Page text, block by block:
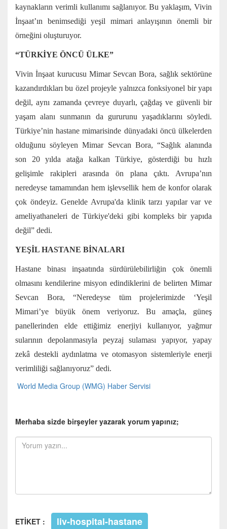
kaynakların verimli kullanımı sağlanıyor. Bu yaklaşım, Vivin
İnşaat’ın benimsediği yeşil mimari anlayışının önemli bir
örneğini oluşturuyor.
“TÜRKİYE ÖNCÜ ÜLKE”
Vivin İnşaat kurucusu Mimar Sevcan Bora, sağlık sektörüne
kazandırdıkları bu özel projeyle yalnızca fonksiyonel bir yapı
değil, aynı zamanda çevreye duyarlı, çağdaş ve güvenli bir
yaşam alanı sunmanın da gururunu yaşadıklarını söyledi.
Türkiye’nin hastane mimarisinde dünyadaki öncü ülkelerden
olduğunu söyleyen Mimar Sevcan Bora, “Sağlık alanında
son 20 yılda atağa kalkan Türkiye, gösterdiği bu hızlı
gelişimle rakipleri arasında ön plana çıktı. Avrupa’nın
neredeyse tamamından hem işlevsellik hem de konfor olarak
çok öndeyiz. Genelde Avrupa'da klinik tarzı yapılar var ve
ameliyathaneleri de Türkiye'deki gibi kompleks bir yapıda
değil” dedi.
YEŞİL HASTANE BİNALARI
Hastane binası inşaatında sürdürülebilirliğin çok önemli
olmasını kendilerine misyon edindiklerini de belirten Mimar
Sevcan Bora, “Neredeyse tüm projelerimizde ‘Yeşil
Mimari’ye büyük önem veriyoruz. Bu amaçla, güneş
panellerinden elde ettiğimiz enerjiyi kullanıyor, yağmur
sularının depolanmasıyla peyzaj sulaması yapıyor, yapay
zekâ destekli aydınlatma ve otomasyon sistemleriyle enerji
verimliliği sağlanıyoruz” dedi.
World Media Group (WMG) Haber Servisi
Merhaba sizde birşeyler yazarak yorum yapınız;
ETİKET : liv-hospital-hastane